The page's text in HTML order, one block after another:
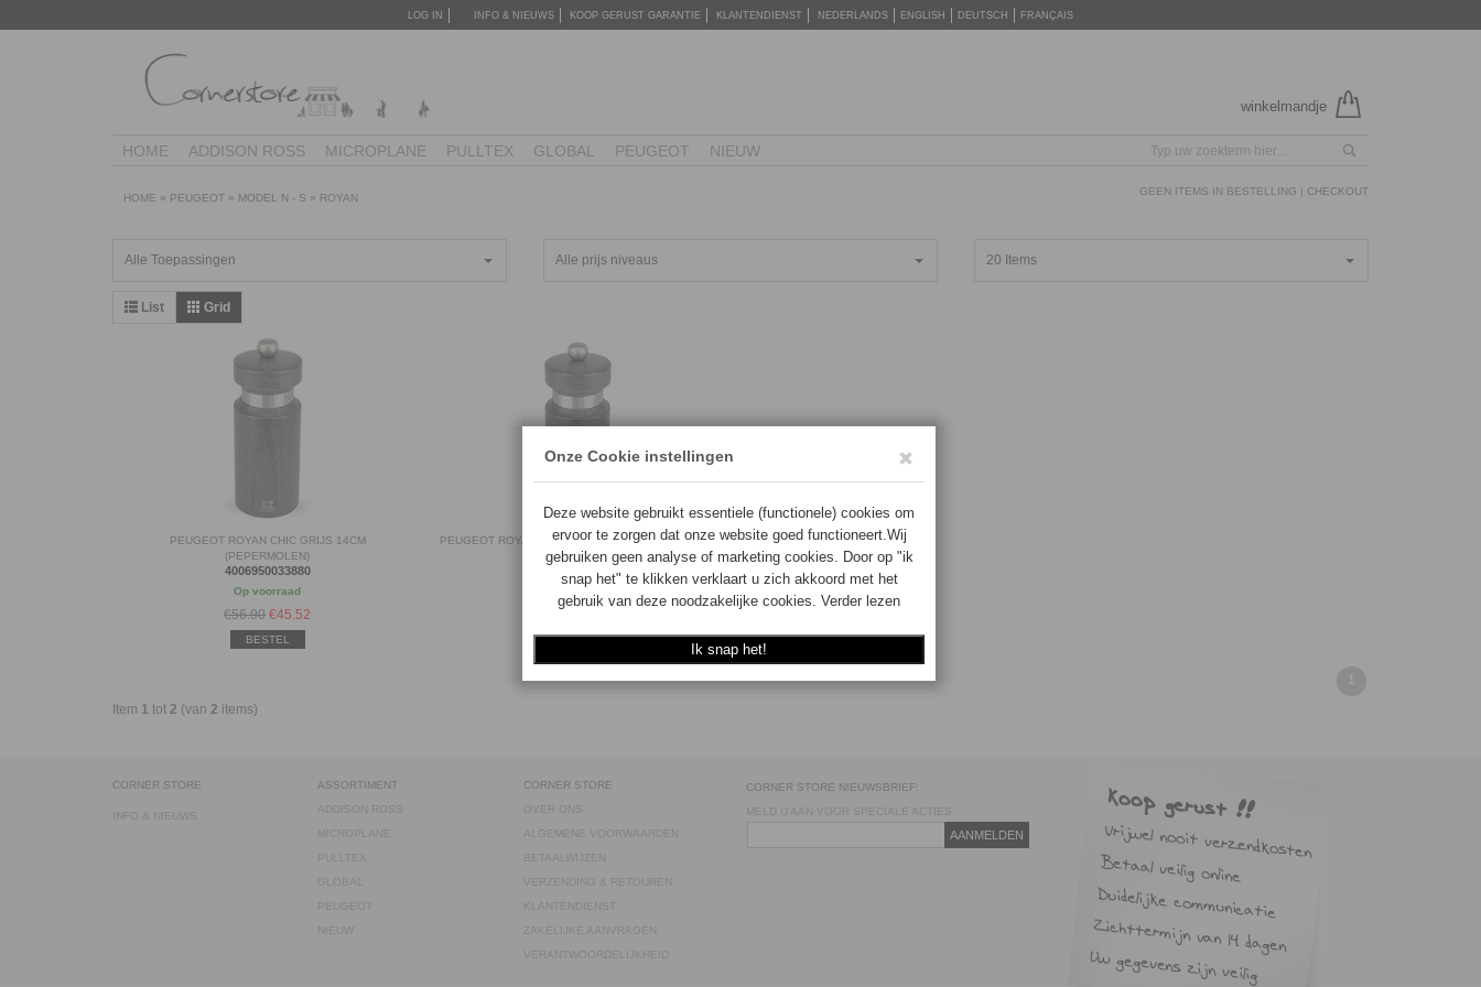
LOG IN INFO & NIEUWS KOOP GERUST GARANTIE KLANTENDIENST NEDERLANDS ENGLISH DEUTSCH FRANÇAIS
winkelmandje
HOME ADDISON ROSS MICROPLANE PULLTEX GLOBAL PEUGEOT NIEUW
HOME » PEUGEOT » MODEL N - S » ROYAN
GEEN ITEMS IN BESTELLING | CHECKOUT
Alle Toepassingen Alle prijs niveaus 20 Items
List Grid
PEUGEOT ROYAN CHIC GRIJS 14CM
(PEPERMOLEN)
4006950033880
Op voorraad
€56.90 €45.52
BESTEL
PEUGEOT ROYAN CHIC GRIJS 14CM (ZOUTMOLEN)
4006950033897
Op voorraad
BESTEL
Item 1 tot 2 (van 2 items)
CORNER STORE
INFO & NIEUWS
ASSORTIMENT
ADDISON ROSS
MICROPLANE
PULLTEX
GLOBAL
PEUGEOT
NIEUW
CORNER STORE
OVER ONS
ALGEMENE VOORWAARDEN
BETAALWIJZEN
VERZENDING & RETOUREN
KLANTENDIENST
ZAKELIJKE AANVRAGEN
VERANTWOORDELIJKHEID
CORNER STORE NIEUWSBRIEF:
MELD U AAN VOOR SPECIALE ACTIES
AANMELDEN